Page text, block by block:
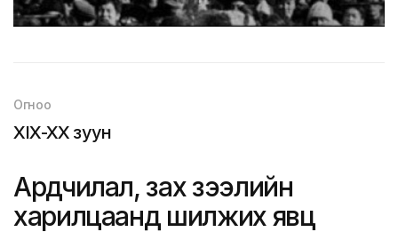
Огноо
XIX-XX зуун
Ардчилал, зах зээлийн
харилцаанд шилжих явц